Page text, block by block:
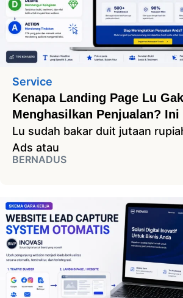
Service
Kenapa Landing Page Lu Gak
Menghasilkan Penjualan? Ini
Lu sudah bakar duit jutaan
Ads atau
BERNADUS